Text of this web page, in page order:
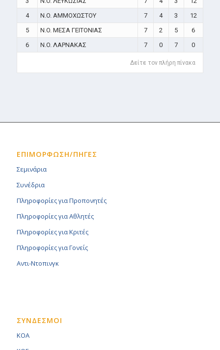
4
N.O. ΑΜΜΟΧΩΣΤΟΥ 7 4 3
12
5
N.O. ΜΕΣΑ ΓΕΙΤΟΝΙΑΣ 7 2 5
6
6
N.O. ΛΑΡΝΑΚΑΣ 7 0 7 0
Δείτε τον πλήρη πίνακα
ΕΠΙΜΟΡΦΩΣΗ/ΠΗΓΕΣ
Σεμινάρια
Συνέδρια
Πληροφορίες για Προπονητές
Πληροφορίες για Αθλητές
Πληροφορίες για Κριτές
Πληροφορίες για Γονείς
Αντι-Ντοπινγκ
ΣΥΝΔΕΣΜΟΙ
KOA